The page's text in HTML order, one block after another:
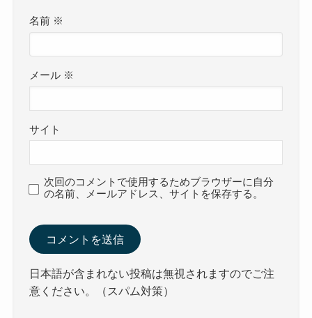
名前 ※
メール ※
サイト
次回のコメントで使用するためブラウザーに自分
の名前、メールアドレス、サイトを保存する。
日本語が含まれない投稿は無視されますのでご注
意ください。（スパム対策）